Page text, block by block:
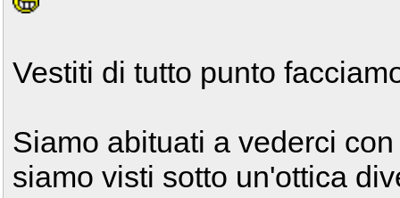
Vestiti di tutto punto
Siamo abituati a vederci
siamo visti sotto un'ottica